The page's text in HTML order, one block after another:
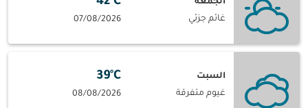
غائم جزئي
07/08/2026
السبت
غيوم متفرقة
39°C
08/08/2026